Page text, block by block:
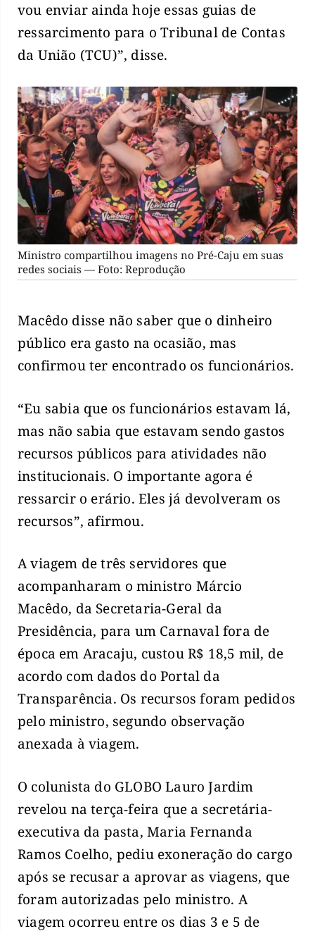
vou enviar ainda hoje essas guias de
ressarcimento para o Tribunal de Contas
da União (TCU)”, disse.
Ministro compartilhou imagens no Pré-Caju em suas
redes sociais — Foto: Reprodução
Macêdo disse não saber que o dinheiro
público era gasto na ocasião, mas
confirmou ter encontrado os funcionários.
“Eu sabia que os funcionários estavam lá,
mas não sabia que estavam sendo gastos
recursos públicos para atividades não
institucionais. O importante agora é
ressarcir o erário. Eles já devolveram os
recursos”, afirmou.
A viagem de três servidores que
acompanharam o ministro Márcio
Macêdo, da Secretaria-Geral da
Presidência, para um Carnaval fora de
época em Aracaju, custou R$ 18,5 mil, de
acordo com dados do Portal da
Transparência. Os recursos foram pedidos
pelo ministro, segundo observação
anexada à viagem.
O colunista do GLOBO Lauro Jardim
revelou na terça-feira que a secretária-
executiva da pasta, Maria Fernanda
Ramos Coelho, pediu exoneração do cargo
após se recusar a aprovar as viagens, que
foram autorizadas pelo ministro. A
viagem ocorreu entre os dias 3 e 5 de